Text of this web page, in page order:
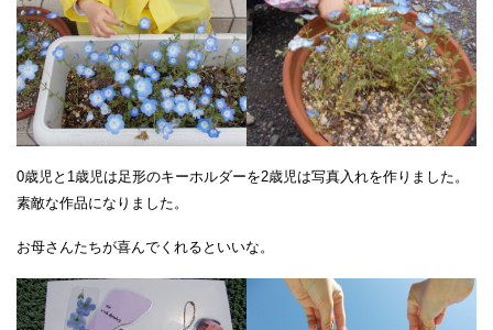
0歳児と1歳児は足形のキーホルダーを2歳児は写真入れを作りました。
素敵な作品になりました。
お母さんたちが喜んでくれるといいな。